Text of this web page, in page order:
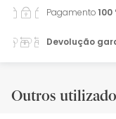
Pagamento100
Devolução
Outros